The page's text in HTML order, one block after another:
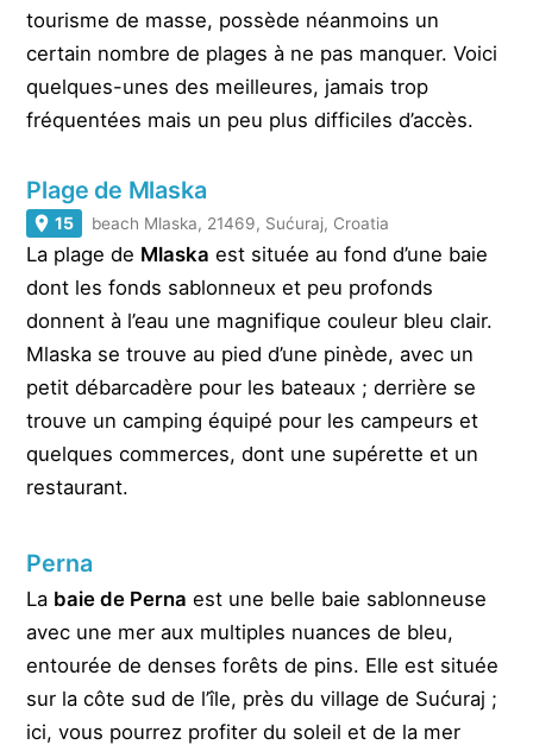
tourisme de masse, possède néanmoins un
certain nombre de plages à ne pas manquer. Voici
quelques-unes des meilleures, jamais trop
fréquentées mais un peu plus difficiles d’accès.
Plage de Mlaska
15 beach Mlaska, 21469, Sućuraj, Croatia
La plage de Mlaska est située au fond d’une baie
dont les fonds sablonneux et peu profonds
donnent à l’eau une magnifique couleur bleu clair.
Mlaska se trouve au pied d’une pinède, avec un
petit débarcadère pour les bateaux ; derrière se
trouve un camping équipé pour les campeurs et
quelques commerces, dont une supérette et un
restaurant.
Perna
La baie de Perna est une belle baie sablonneuse
avec une mer aux multiples nuances de bleu,
entourée de denses forêts de pins. Elle est située
sur la côte sud de l’île, près du village de Sućuraj ;
ici, vous pourrez profiter du soleil et de la mer